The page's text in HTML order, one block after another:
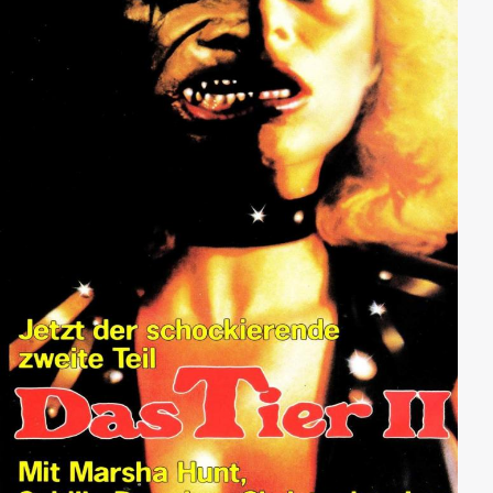
eigenen Radiosendung. Auf einer
Wohltätigkeitsveranstaltung lernt sie den
aufstrebenden Politiker Juan Perón kennen und
verliebt sich in ihn...